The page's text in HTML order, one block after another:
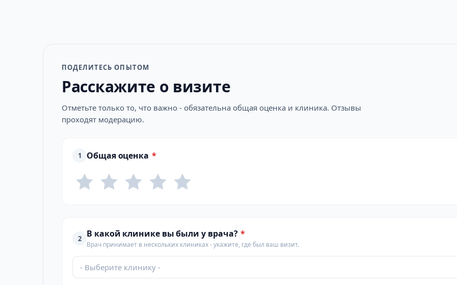
ПОДЕЛИТЕСЬ ОПЫТОМ
Расскажите о визите
Отметьте только то, что важно - обязательна общая оценка и клиника. Отзывы
проходят модерацию.
1 Общая оценка *
2 В какой клинике вы были у врача? *
Врач принимает в нескольких клиниках - укажите, где был ваш визит.
- Выберите клинику -